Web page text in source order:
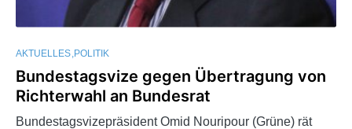
AKTUELLES POLITIK
Bundestagsvize gegen Übertragung von
Richterwahl an Bundesrat
Bundestagsvizepräsident Omid Nouripour (Grüne) rät